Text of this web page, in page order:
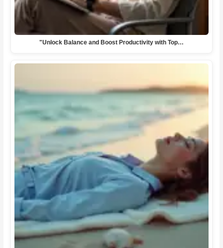
"Unlock Balance and Boost Productivity with Top…